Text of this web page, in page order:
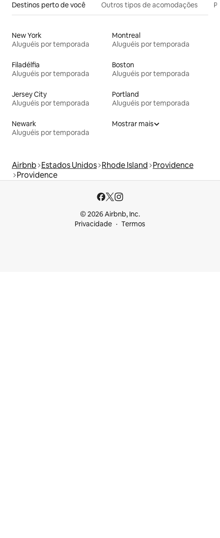
Destinos perto de você Outros tipos de acomodações
New York
Aluguéis por temporada
Montreal
Aluguéis por temporada
Filadélfia
Aluguéis por temporada
Boston
Aluguéis por temporada
Jersey City
Aluguéis por temporada
Portland
Aluguéis por temporada
Newark
Aluguéis por temporada
Mostrar mais
Airbnb Estados Unidos Rhode Island Providence
Providence
© 2026 Airbnb, Inc.
Privacidade
Termos